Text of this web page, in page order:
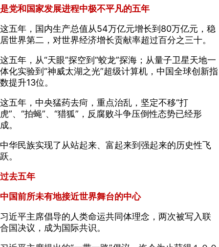
是党和国家发展进程中极不平凡的五年
这五年，国内生产总值从54万亿元增长到80万亿元，稳
居世界第二，对世界经济增长贡献率超过百分之三十。
这五年，从“天眼”探空到“蛟龙”探海；从量子卫星天地一
体化实验到“神威太湖之光”超级计算机，中国全球创新指
数提升13位。
这五年，中央猛药去疴，重点治乱，坚定不移“打
虎”、“拍蝇”、“猎狐”，反腐败斗争压倒性态势已经形
成。
中华民族实现了从站起来、富起来到强起来的历史性飞
跃。
过去五年
中国前所未有地接近世界舞台的中心
习近平主席倡导的人类命运共同体理念，两次被写入联
合国决议，成为国际共识。